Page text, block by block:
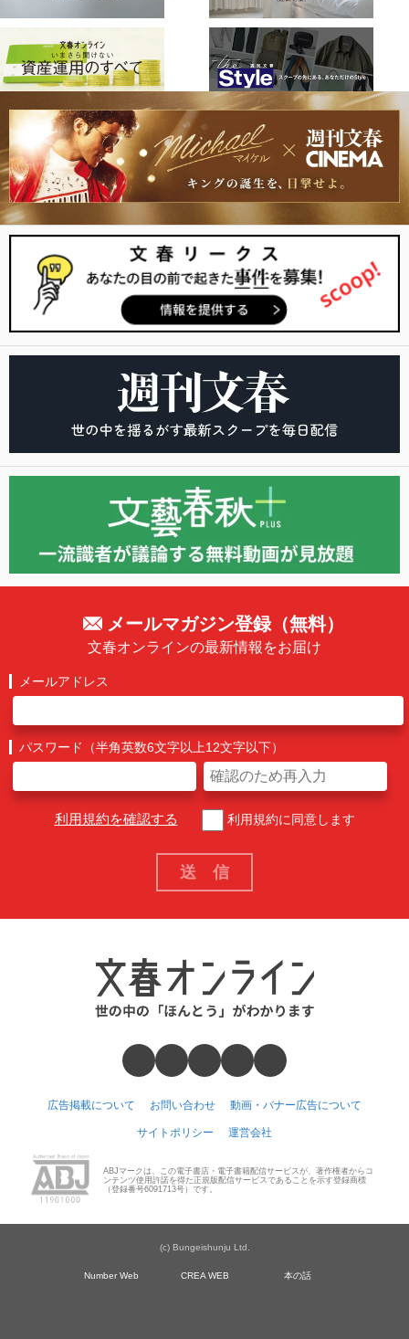
メールマガジン登録（無料）
文春オンラインの最新情報をお届け
メールアドレス
パスワード（半角英数6文字以上12文字以下）
利用規約を確認する 利用規約に同意します
広告掲載について お問い合わせ 動画・バナー広告について
サイトポリシー 運営会社
ABJマークは、この電子書店・電子書籍配信サービスが、著作権者からコ
ンテンツ使用許諾を得た正規版配信サービスであることを示す登録商標
（登録番号6091713号）です。
(c) Bungeishunju Ltd.
Number Web CREA WEB 本の話